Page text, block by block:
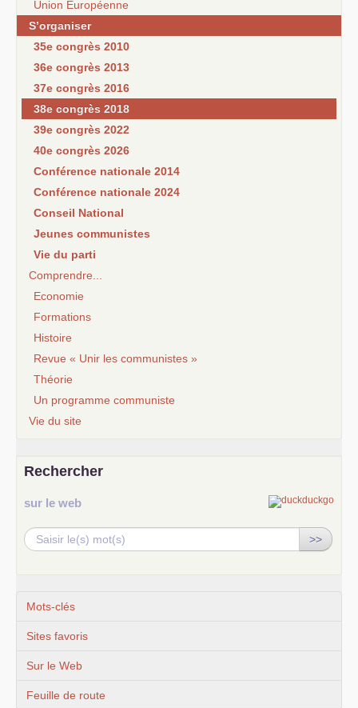
Union Européenne
S’organiser
35e congrès 2010
36e congrès 2013
37e congrès 2016
38e congrès 2018
39e congrès 2022
40e congrès 2026
Conférence nationale 2014
Conférence nationale 2024
Conseil National
Jeunes communistes
Vie du parti
Comprendre...
Economie
Formations
Histoire
Revue « Unir les communistes »
Théorie
Un programme communiste
Vie du site
Rechercher
sur le web
>>
Mots-clés
Sites favoris
Sur le Web
Feuille de route